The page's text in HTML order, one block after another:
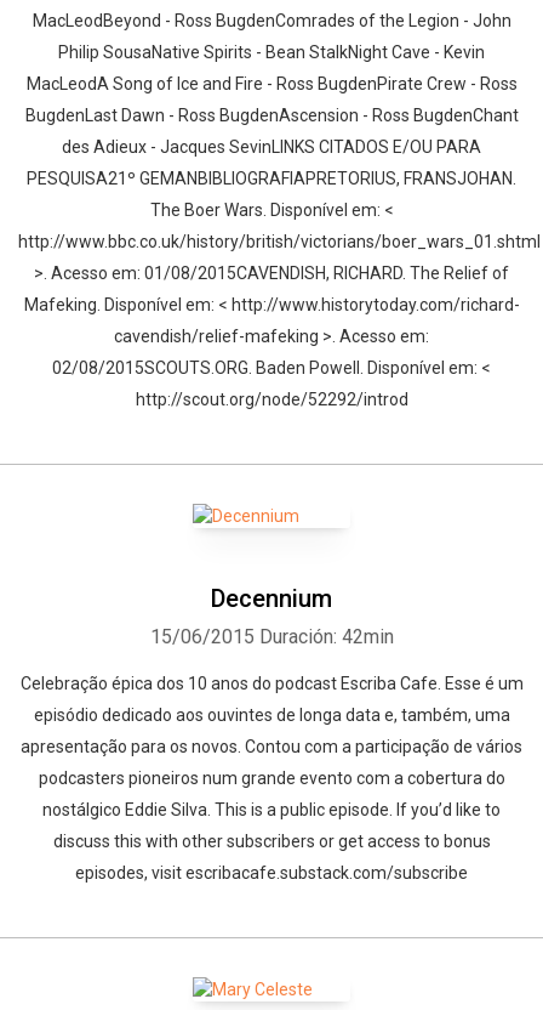
MacLeodBeyond - Ross BugdenComrades of the Legion - John
Philip SousaNative Spirits - Bean StalkNight Cave - Kevin
MacLeodA Song of Ice and Fire - Ross BugdenPirate Crew - Ross
BugdenLast Dawn - Ross BugdenAscension - Ross BugdenChant
des Adieux - Jacques SevinLINKS CITADOS E/OU PARA
PESQUISA21º GEMANBIBLIOGRAFIAPRETORIUS, FRANSJOHAN.
The Boer Wars. Disponível em: <
http://www.bbc.co.uk/history/british/victorians/boer_wars_01.shtml
>. Acesso em: 01/08/2015CAVENDISH, RICHARD. The Relief of
Mafeking. Disponível em: < http://www.historytoday.com/richard-
cavendish/relief-mafeking >. Acesso em:
02/08/2015SCOUTS.ORG. Baden Powell. Disponível em: <
http://scout.org/node/52292/introd
Decennium
15/06/2015 Duración: 42min
Celebração épica dos 10 anos do podcast Escriba Cafe. Esse é um
episódio dedicado aos ouvintes de longa data e, também, uma
apresentação para os novos. Contou com a participação de vários
podcasters pioneiros num grande evento com a cobertura do
nostálgico Eddie Silva. This is a public episode. If you’d like to
discuss this with other subscribers or get access to bonus
episodes, visit escribacafe.substack.com/subscribe